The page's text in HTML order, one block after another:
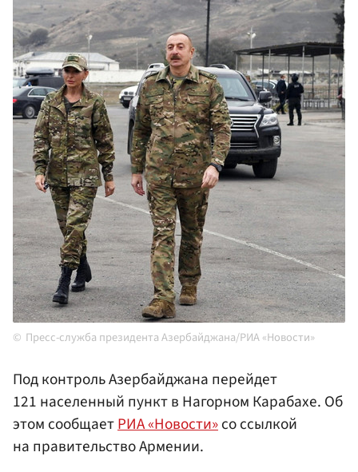
Пресс-служба президента Азербайджана/РИА «Новости»
Под контроль Азербайджана перейдет
121 населенный пункт в Нагорном Карабахе. Об
этом сообщаетРИА «Новости»со ссылкой
на правительство Армении.